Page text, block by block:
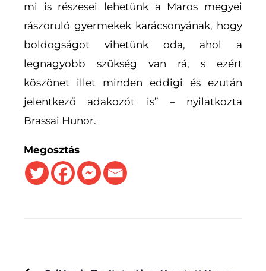
mi is részesei lehetünk a Maros megyei
rászoruló gyermekek karácsonyának, hogy
boldogságot vihetünk oda, ahol a
legnagyobb szükség van rá, s ezért
köszönet illet minden eddigi és ezután
jelentkező adakozót is” – nyilatkozta
Brassai Hunor.
Megosztás